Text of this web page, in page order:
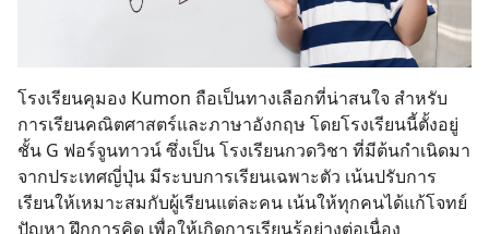
โรงเรียนคุมอง Kumon ถือเป็นทางเลือกที่น่าสนใจ สำหรับ
การเรียนคณิตศาสตร์และภาษาอังกฤษ โดยโรงเรียนนี้ตั้งอยู่
ชั้น G ฟอร์จูนทาวน์ ซึ่งเป็น โรงเรียนกวดวิชา ที่มีต้นกำเนิดมา
จากประเทศญี่ปุ่น มีระบบการเรียนเฉพาะตัว เน้นปรับการ
เรียนให้เหมาะสมกับผู้เรียนแต่ละคน เน้นให้ทุกคนได้แก้โจทย์
ปัญหา ฝึกการคิด เพื่อให้เกิดการเรียนรู้อย่างต่อเนื่อง